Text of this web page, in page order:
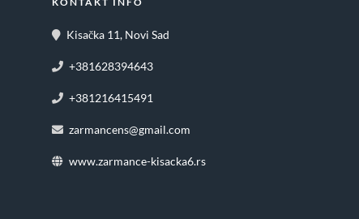
Kisačka 11, Novi Sad
+381628394643
+381216415491
zarmancens@gmail.com
www.zarmance-kisacka6.rs